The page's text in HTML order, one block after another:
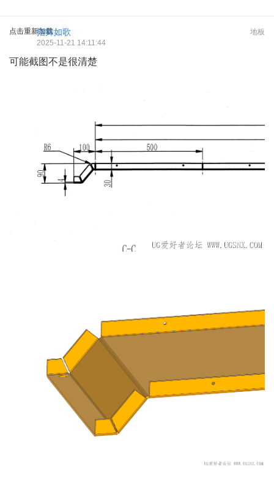
点击重新加载 地板
指舞如歌
2025-11-21 14:11:44
可能截图不是很清楚